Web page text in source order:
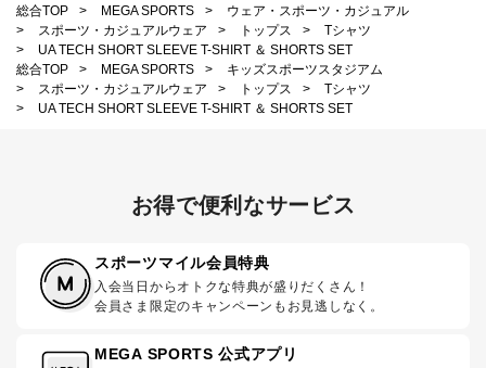
総合TOP
> MEGA SPORTS >
ウェア・スポーツ・カジュアル
>
スポーツ・カジュアルウェア > トップス >
Tシャツ
>
UA TECH SHORT SLEEVE T-SHIRT ＆ SHORTS SET
総合TOP
> MEGA SPORTS >
キッズスポーツスタジアム
>
スポーツ・カジュアルウェア > トップス >
Tシャツ
>
UA TECH SHORT SLEEVE T-SHIRT ＆ SHORTS SET
お得で便利なサービス
スポーツマイル会員特典
入会当日からオトクな特典が盛りだくさん！
会員さま限定のキャンペーンもお見逃しなく。
MEGA SPORTS 公式アプリ